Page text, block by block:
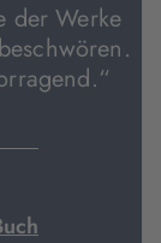
der Werke